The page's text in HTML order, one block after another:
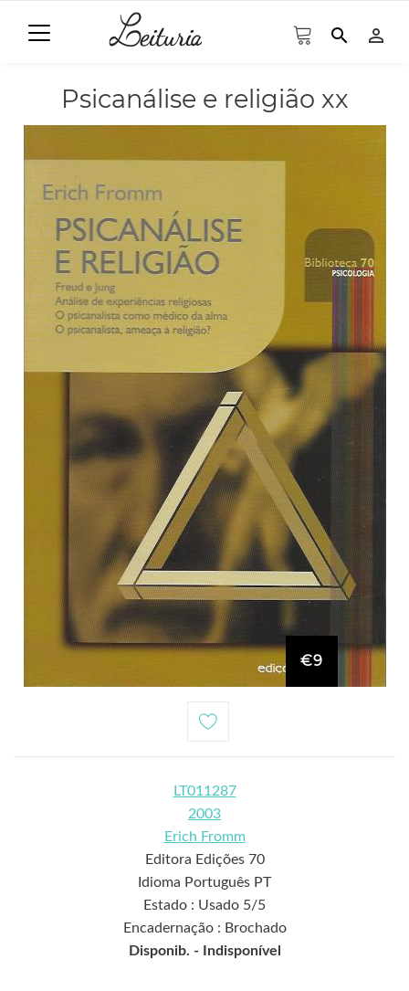
search person_outline
Psicanálise e religião xx
€9
LT011287
2003
Erich Fromm
Editora Edições 70
Idioma Português PT
Estado : Usado 5/5
Encadernação : Brochado
Disponib. -
Indisponível